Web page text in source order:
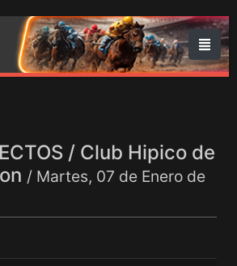
/ Club Hipico de
/ Martes, 07 de Enero de